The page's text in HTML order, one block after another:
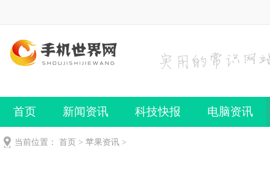
首页 新闻资讯 科技快报 电脑资讯
手机频道 手机技巧
当前位置： 首页 > 苹果资讯 >